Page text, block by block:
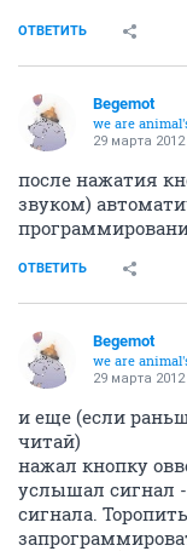
ОТВЕТИТЬ
Begemot
we are
29 марта 2012
после нажатия
звуком)
ОТВЕТИТЬ
Begemot
we are
29 марта 2012
и еще (если
читай)
нажал кнопку
услышал сигнал
сигнала.